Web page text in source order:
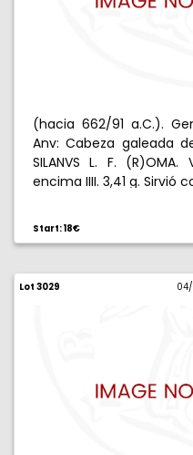
(hacia 662/91 a.C.).
Anv: Cabeza galeada
SILANVS L. F.
encima IIII. 3,41 g. Sirvió
Start: 18€
Lot 3029